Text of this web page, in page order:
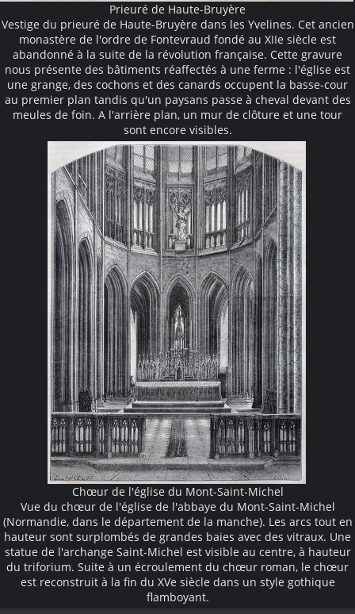
Prieuré de Haute-Bruyère
Vestige du prieuré de Haute-Bruyère dans les Yvelines. Cet ancien
monastère de l'ordre de Fontevraud fondé au XIIe siècle est
abandonné à la suite de la révolution française. Cette gravure
nous présente des bâtiments réaffectés à une ferme : l'église est
une grange, des cochons et des canards occupent la basse-cour
au premier plan tandis qu'un paysans passe à cheval devant des
meules de foin. A l'arrière plan, un mur de clôture et une tour
sont encore visibles.
Chœur de l'église du Mont-Saint-Michel
Vue du chœur de l'église de l'abbaye du Mont-Saint-Michel
(Normandie, dans le département de la manche). Les arcs tout en
hauteur sont surplombés de grandes baies avec des vitraux. Une
statue de l'archange Saint-Michel est visible au centre, à hauteur
du triforium. Suite à un écroulement du chœur roman, le chœur
est reconstruit à la fin du XVe siècle dans un style gothique
flamboyant.